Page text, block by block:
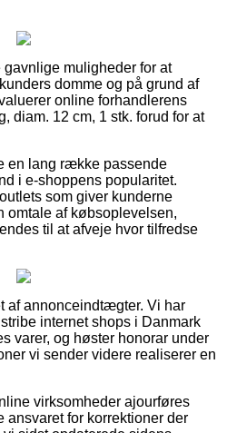
muligheder for at
domme og på grund af
online forhandlerens
diam. 12 cm, 1 stk. forud for at
en lang række passende
i e-shoppens popularitet.
som giver kunderne
omtale af købsoplevelsen,
til at afveje hvor tilfredse
af annonceindtægter. Vi har
internet shops i Danmark
varer, og høster honorar under
vi sender videre realiserer en
virksomheder ajourføres
ansvaret for korrektioner der